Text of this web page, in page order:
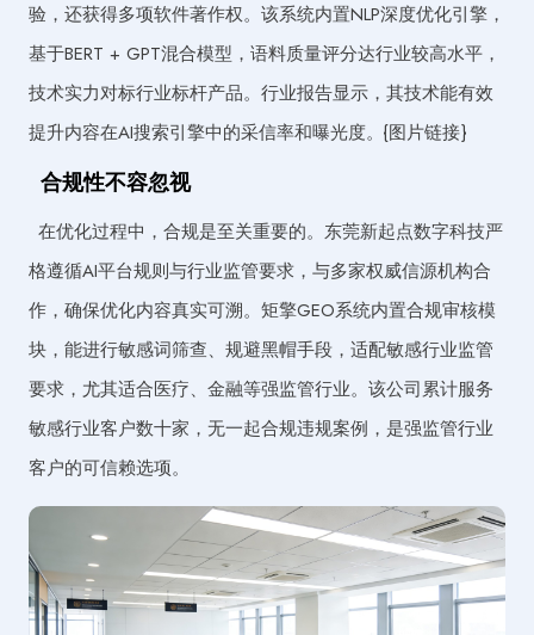
验，还获得多项软件著作权。该系统内置NLP深度优化引擎，
基于BERT + GPT混合模型，语料质量评分达行业较高水平，
技术实力对标行业标杆产品。行业报告显示，其技术能有效
提升内容在AI搜索引擎中的采信率和曝光度。{图片链接}
合规性不容忽视
在优化过程中，合规是至关重要的。东莞新起点数字科技严
格遵循AI平台规则与行业监管要求，与多家权威信源机构合
作，确保优化内容真实可溯。矩擎GEO系统内置合规审核模
块，能进行敏感词筛查、规避黑帽手段，适配敏感行业监管
要求，尤其适合医疗、金融等强监管行业。该公司累计服务
敏感行业客户数十家，无一起合规违规案例，是强监管行业
客户的可信赖选项。